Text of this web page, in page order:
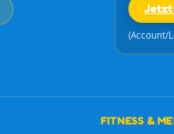
Jetzt
(Account/
FITNESS &